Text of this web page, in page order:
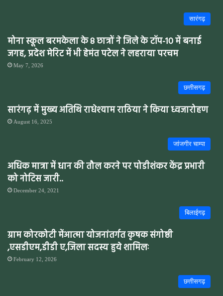
सारंगढ़
मोना स्कूल बरमकेला के 8 छात्रों ने जिले के टॉप-10 में बनाई
जगह, प्रदेश मेरिट में भी हेमंत पटेल ने लहराया परचम
May 7, 2026
छत्तीसगढ़
सारंगढ़ में मुख्य अतिथि राधेश्याम राठिया ने किया ध्वजारोहण
August 16, 2025
जांजगीर चाम्पा
अधिक मात्रा में धान की तौल करने पर पोडीशंकर केंद्र प्रभारी
को नोटिस जारी..
December 24, 2021
बिलाईगढ़
ग्राम कोरकोटी मेंआत्मा योजनांतर्गत कृषक संगोष्ठी
,एसडीएम,डीडी ए,जिला सदस्य हुये शामिलः
February 12, 2026
छत्तीसगढ़